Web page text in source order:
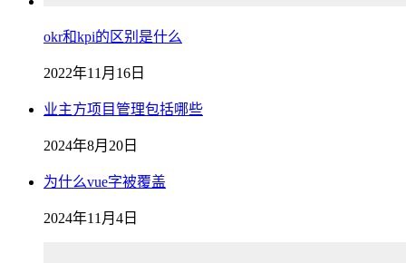
okr和kpi的区别是什么
2022年11月16日
业主方项目管理包括哪些
2024年8月20日
为什么vue字被覆盖
2024年11月4日